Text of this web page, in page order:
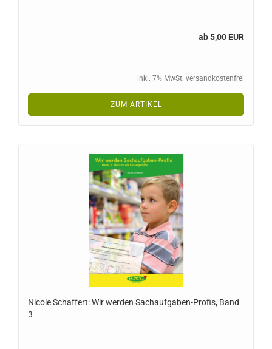
ab 5,00 EUR
inkl. 7% MwSt. versandkostenfrei
ZUM ARTIKEL
Nicole Schaffert: Wir werden Sachaufgaben-Profis, Band
3